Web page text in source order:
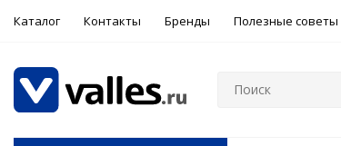
Каталог Контакты Бренды Полезные советы